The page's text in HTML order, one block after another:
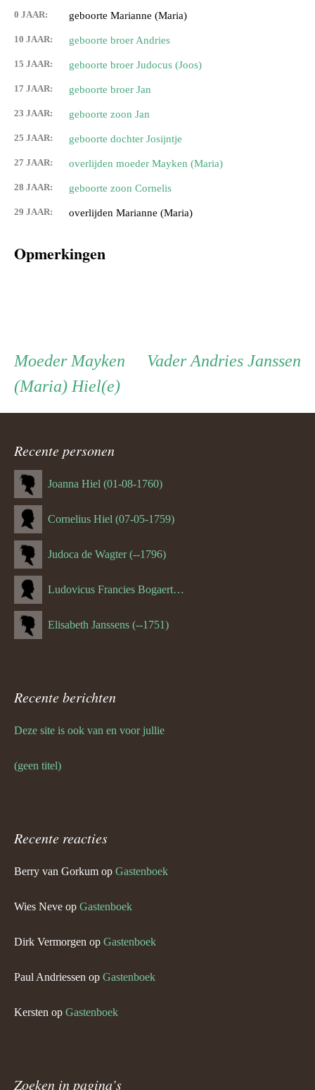
0 JAAR: geboorte Marianne (Maria)
10 JAAR: geboorte broer Andries
15 JAAR: geboorte broer Judocus (Joos)
17 JAAR: geboorte broer Jan
23 JAAR: geboorte zoon Jan
25 JAAR: geboorte dochter Josijntje
27 JAAR: overlijden moeder Mayken (Maria)
28 JAAR: geboorte zoon Cornelis
29 JAAR: overlijden Marianne (Maria)
Opmerkingen
Persoon
ouder
navigatie
Vader Vader
Andries Janssen
Moeder Moeder
Mayken
(Maria) Hiel(e)
Recente personen
Joanna Hiel (01-08-1760)
Cornelius Hiel (07-05-1759)
Judoca de Wagter (--1796)
Ludovicus Francies Bogaert (--1825)
Elisabeth Janssens (--1751)
Recente berichten
Deze site is ook van en voor jullie
(geen titel)
Recente reacties
Berry van Gorkum op Gastenboek
Wies Neve op Gastenboek
Dirk Vermorgen op Gastenboek
Paul Andriessen op Gastenboek
Kersten op Gastenboek
Zoeken in pagina’s